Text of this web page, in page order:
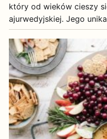
który od wieków cieszy
ajurwedyjskiej. Jego